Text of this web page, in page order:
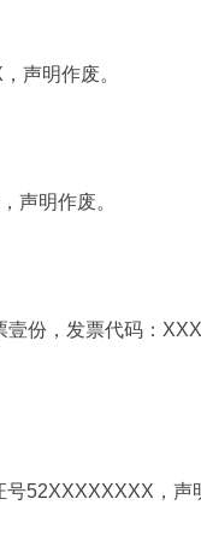
声明作废。
声明作废。
份，发票代码：
52XXXXXXXX，声